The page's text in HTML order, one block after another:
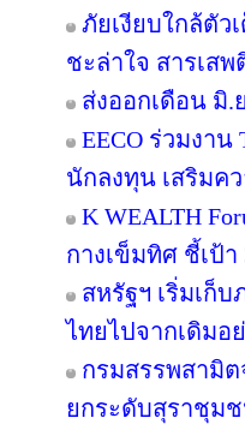
ภัยเงียบใกล้ตัว
ชะล่าใจ สารเส
ส่งออกเดือน มิ.
EECO ร่วมงาน
นักลงทุน เสริมค
K WEALTH
กางเข็มทิศ ชี้เป้
สหรัฐฯ เริ่มเก็
ไทยไปจากเดิมอ
กรมสรรพสามิต
ยกระดับสุราชุม